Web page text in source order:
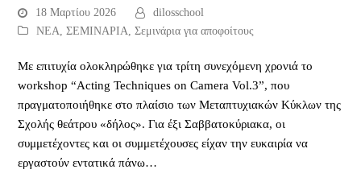
18 Μαρτίου 2026
dilosschool
ΝΕΑ ,ΣΕΜΙΝΑΡΙΑ ,Σεμινάρια για αποφοίτους
Με επιτυχία ολοκληρώθηκε για τρίτη συνεχόμενη χρονιά το
workshop “Acting Techniques on Camera Vol.3”, που
πραγματοποιήθηκε στο πλαίσιο των Μεταπτυχιακών Κύκλων της
Σχολής θεάτρου «δήλος». Για έξι Σαββατοκύριακα, οι
συμμετέχοντες και οι συμμετέχουσες είχαν την ευκαιρία να
εργαστούν εντατικά πάνω…